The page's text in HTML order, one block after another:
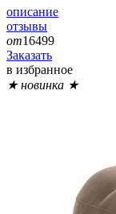
описание
отзывы
от16499
Заказать
в избранное
★ новинка ★